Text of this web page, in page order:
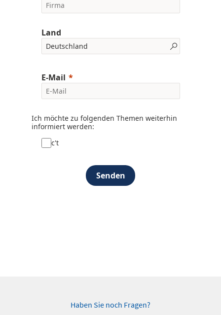
Land
E-Mail
Ich möchte zu folgenden Themen weiterhin
informiert werden:
c't
Senden
Haben Sie noch Fragen?